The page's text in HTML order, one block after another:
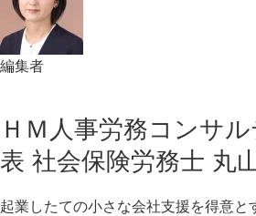
編集者
ＨＭ人事労務コンサ
表 社会保険労務士 丸
起業したての小さな会社支援を得意と